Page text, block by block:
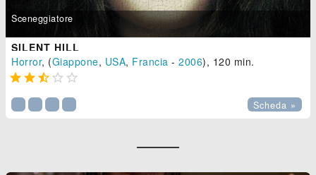
Sceneggiatore
SILENT HILL
Horror, (Giappone, USA, Francia -2006), 120 min.
    
Scheda »